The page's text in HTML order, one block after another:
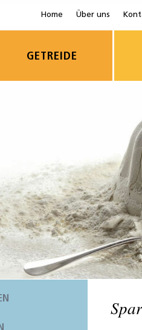
Home Über uns
GETREIDE